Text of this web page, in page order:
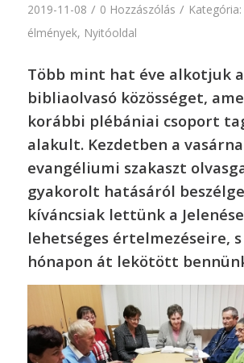
2019-11-08 / 0 Hozzászólás / Kategória:
élmények, Nyitóoldal
Több mint hat éve alkotjuk
bibliaolvasó közösséget,
korábbi plébániai csoport
alakult. Kezdetben a
evangéliumi szakaszt
gyakorolt hatásáról
kíváncsiak lettünk a
lehetséges értelmezéseire,
hónapon át lekötött